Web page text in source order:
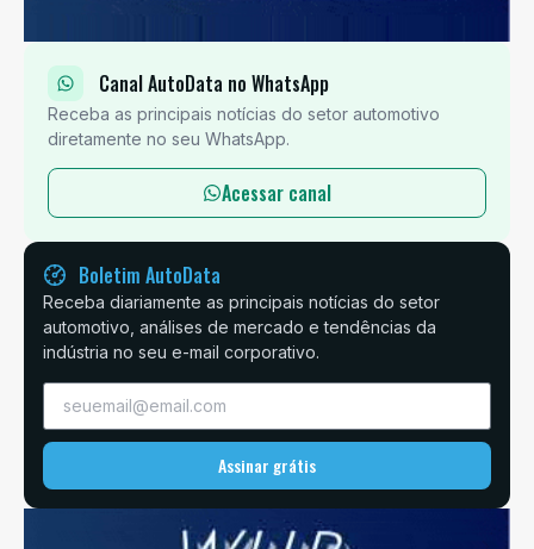
Canal AutoData no WhatsApp
Receba as principais notícias do setor automotivo
diretamente no seu WhatsApp.
Acessar canal
Boletim AutoData
Receba diariamente as principais notícias do setor
automotivo, análises de mercado e tendências da
indústria no seu e-mail corporativo.
Assinar grátis